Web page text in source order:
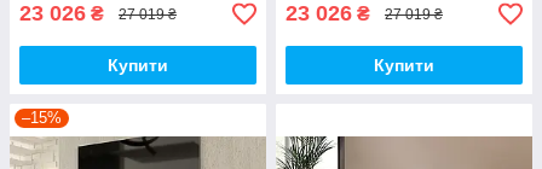
23 026 ₴ 27 019 ₴
Купити
23 026 ₴ 27 019 ₴
Купити
–15%